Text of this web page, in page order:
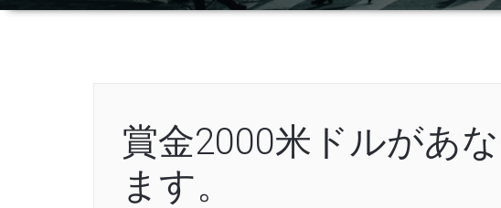
賞金2000米ドルがあ
ます。